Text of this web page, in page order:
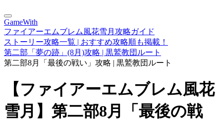
GameWith
ファイアーエムブレム風花雪月攻略ガイド
ストーリー攻略一覧 | おすすめ攻略順も掲載！
第二部「夢の跡」(8月)攻略 | 黒鷲教団ルート
第二部8月「最後の戦い」攻略 | 黒鷲教団ルート
【ファイアーエムブレム風花
雪月】第二部8月「最後の戦